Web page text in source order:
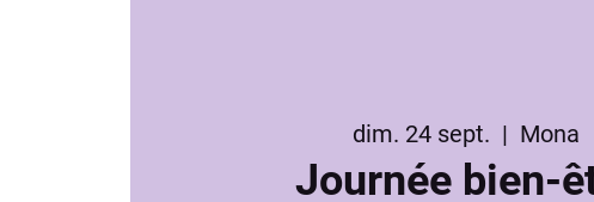
dim. 24 sept.
  |
Mona
Journée bien-